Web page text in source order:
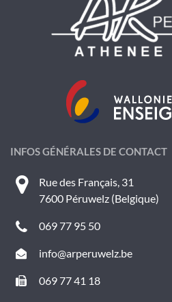
INFOS GÉNÉRALES DE CONTACT
Rue des Français, 31
7600 Péruwelz (Belgique)
069 77 95 50
info@arperuwelz.be
069 77 41 18